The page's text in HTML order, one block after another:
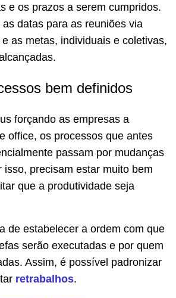
e os prazos a serem cumpridos.
datas para as reuniões via
as metas, individuais e coletivas,
bem definidos
forçando as empresas a
office, os processos que antes
passam por mudanças
isso, precisam estar muito bem
que a produtividade seja
de estabelecer a ordem com que
serão executadas e por quem
Assim, é possível padronizar
retrabalhos.